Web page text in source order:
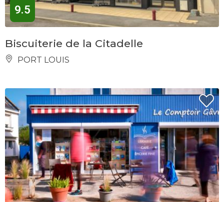
9.5
Biscuiterie de la Citadelle
PORT LOUIS